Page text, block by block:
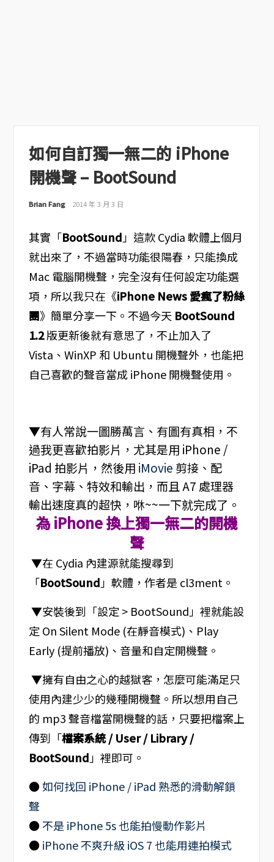
如何自訂獨一無二的 iPhone
開機聲 – BootSound
Brian Fang 2014 年 3 月 3 日
其實「BootSound」這款 Cydia 軟體上個月
就出來了，不過當時功能很陽春，只能換成
Mac 電腦開機聲，完全沒有任何設定功能選
項，所以我只在《iPhone News 愛瘋了粉絲
團》簡單分享一下。不過今天 BootSound
1.2版更新後就有意思了，不止加入了
Vista、WinXP 和 Ubuntu 開機聲外，也能把
自己喜歡的聲音當成 iPhone 開機聲使用。
▼有人常說一圖勝萬言、有圖有真相，不
過我更喜歡拍影片，尤其是用 iPhone /
iPad 拍影片，然後用 iMovie 剪接、配
音、字幕、特效和輸出，而且 A7 處理器
輸出速度真的超快，咻~~一下就完成了。
為 iPhone 換上獨一無二的開機
聲
▼在 Cydia 內建源就能搜尋到
「BootSound」軟體，作者是 cl3ment。
▼安裝後到「設定 > BootSound」裡就能設
定 On Silent Mode (在靜音模式)、Play
Early (提前播放)、音量和自定開機聲。
▼擁有自由之心的越獄客，怎麼可能滿足只
使用內建少少的幾種開機聲。所以想用自己
的 mp3 聲音檔當開機聲的話，只要把檔案上
傳到「檔案系統 / User / Library /
BootSound」裡即可。
●如何找回 iPhone / iPad 熟悉的滑動解鎖
聲
●不是 iPhone 5s 也能拍慢動作影片
● iPhone 不爽升級 iOS 7 也能用連拍模式